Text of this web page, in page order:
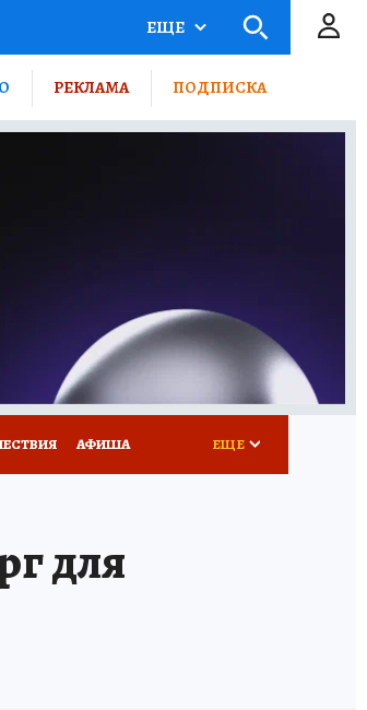
ЕЩЕ
РЕКЛАМА ПОДПИСКА
АФИША ЕЩЕ
для